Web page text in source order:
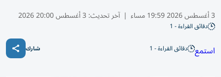
3 أغسطس 2026 19:59 مساء | آخر تحديث: 3 أغسطس 20:00 2026
دقائق القراءة - 1
استمع دقائق القراءة - 1 شارك